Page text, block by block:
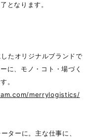
となります。
たオリジナルブランドで
に、モノ・コト・場づく
。
merrylogistics/
ターに。主な仕事に、